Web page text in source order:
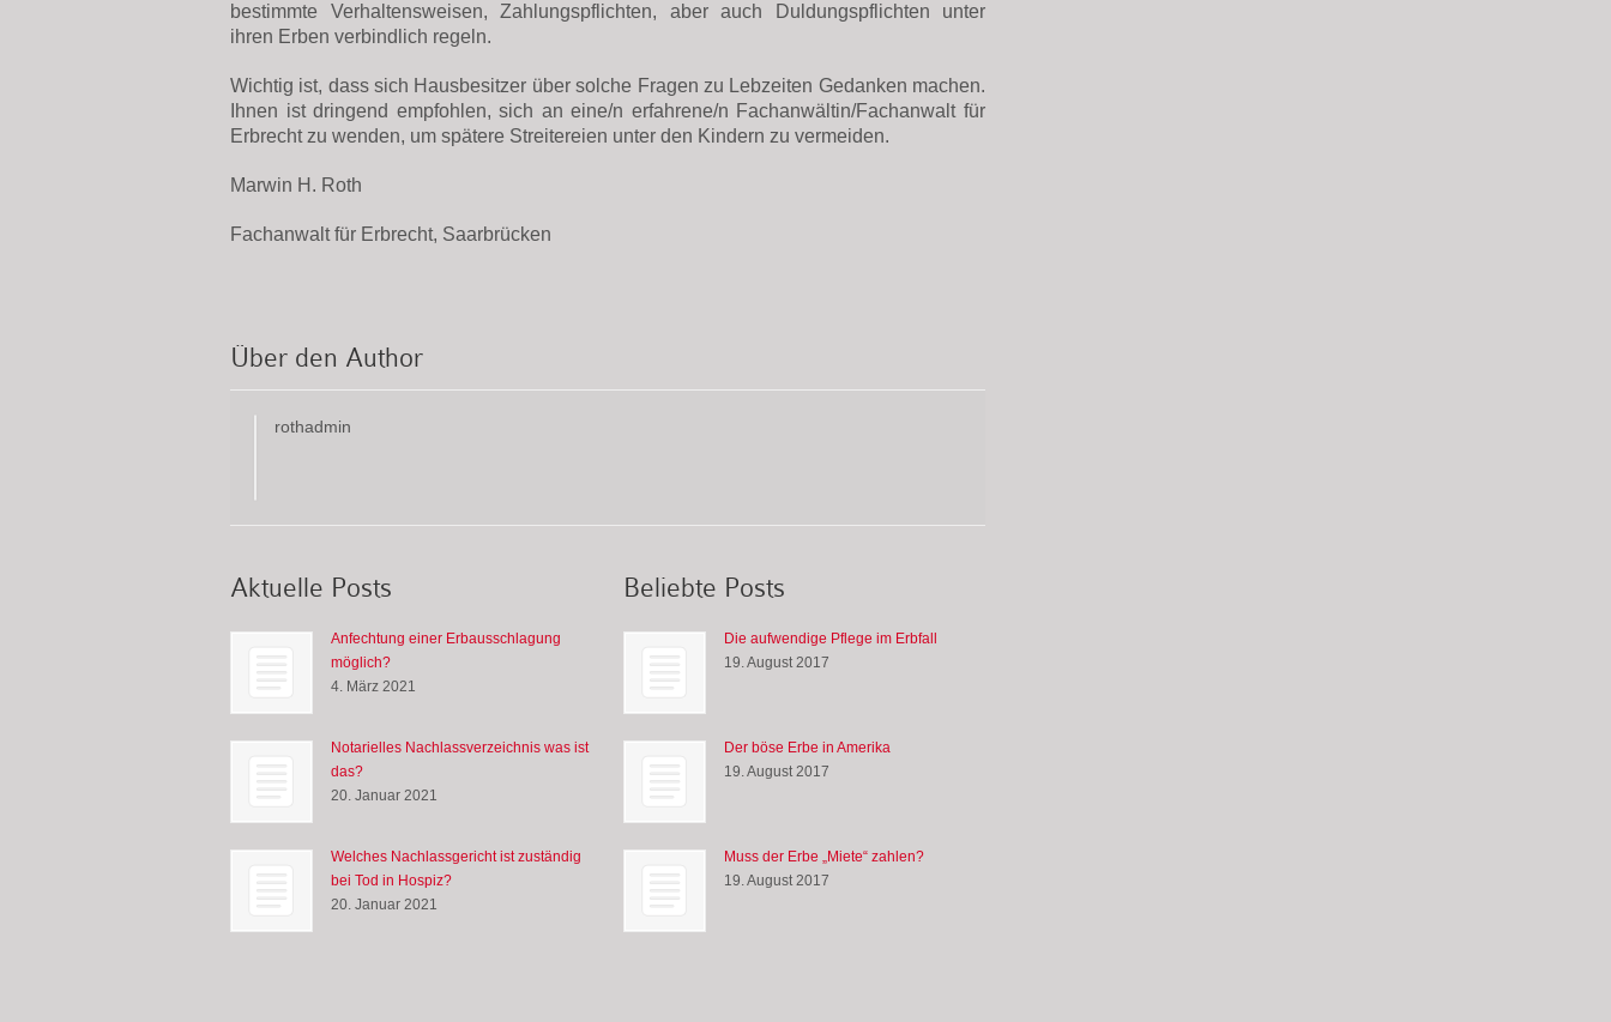
bestimmte Verhaltensweisen, Zahlungspflichten, aber auch Duldungspflichten unter
ihren Erben verbindlich regeln.
Wichtig ist, dass sich Hausbesitzer über solche Fragen zu Lebzeiten Gedanken machen.
Ihnen ist dringend empfohlen, sich an eine/n erfahrene/n Fachanwältin/Fachanwalt für
Erbrecht zu wenden, um spätere Streitereien unter den Kindern zu vermeiden.
Marwin H. Roth
Fachanwalt für Erbrecht, Saarbrücken
Über den Author
rothadmin
Aktuelle Posts
Anfechtung einer Erbausschlagung
möglich?
4. März 2021
Notarielles Nachlassverzeichnis was ist
das?
20. Januar 2021
Welches Nachlassgericht ist zuständig
bei Tod in Hospiz?
20. Januar 2021
Beliebte Posts
Die aufwendige Pflege im Erbfall
19. August 2017
Der böse Erbe in Amerika
19. August 2017
Muss der Erbe „Miete“ zahlen?
19. August 2017